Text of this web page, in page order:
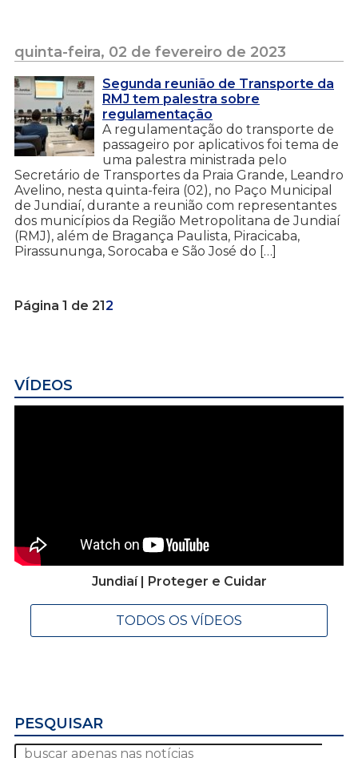
quinta-feira, 02 de fevereiro de 2023
Segunda reunião de Transporte da
RMJ tem palestra sobre
regulamentação
A regulamentação do transporte de
passageiro por aplicativos foi tema de
uma palestra ministrada pelo
Secretário de Transportes da Praia Grande, Leandro
Avelino, nesta quinta-feira (02), no Paço Municipal
de Jundiaí, durante a reunião com representantes
dos municípios da Região Metropolitana de Jundiaí
(RMJ), além de Bragança Paulista, Piracicaba,
Pirassununga, Sorocaba e São José do […]
Página 1 de 212
VÍDEOS
Jundiaí | Proteger e Cuidar
TODOS OS VÍDEOS
PESQUISAR